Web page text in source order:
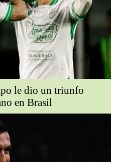
le dio un triunfo
en Brasil